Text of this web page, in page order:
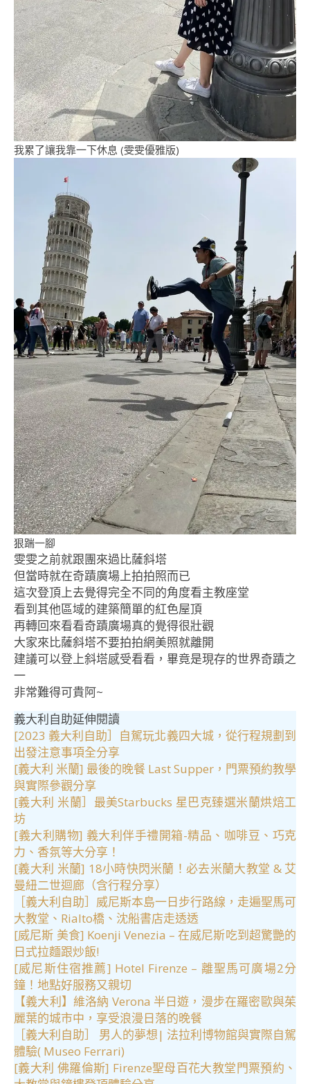
我累了讓我靠一下休息 (雯雯優雅版)
狠踹一腳
雯雯之前就跟團來過比薩斜塔
但當時就在奇蹟廣場上拍拍照而已
這次登頂上去覺得完全不同的角度看主教座堂
看到其他區域的建築簡單的紅色屋頂
再轉回來看看奇蹟廣場真的覺得很壯觀
大家來比薩斜塔不要拍拍網美照就離開
建議可以登上斜塔感受看看，畢竟是現存的世界奇蹟之
一
非常難得可貴阿~
義大利自助延伸閱讀
[2023 義大利自助］自駕玩北義四大城，從行程規劃到
出發注意事項全分享
[義大利 米蘭] 最後的晚餐 Last Supper，門票預約教學
與實際參觀分享
[義大利 米蘭］最美Starbucks 星巴克臻選米蘭烘焙工
坊
[義大利購物] 義大利伴手禮開箱-精品、咖啡豆、巧克
力、香氛等大分享！
[義大利 米蘭] 18小時快閃米蘭！必去米蘭大教堂 & 艾
曼紐二世迴廊（含行程分享）
［義大利自助］威尼斯本島一日步行路線，走遍聖馬可
大教堂、Rialto橋、沈船書店走透透
[威尼斯 美食] Koenji Venezia – 在威尼斯吃到超驚艷的
日式拉麵跟炒飯!
[威尼斯住宿推薦] Hotel Firenze – 離聖馬可廣場2分
鐘！地點好服務又親切
【義大利】維洛納 Verona 半日遊，漫步在羅密歐與茱
麗葉的城市中，享受浪漫日落的晚餐
［義大利自助］ 男人的夢想| 法拉利博物館與實際自駕
體驗( Museo Ferrari)
[義大利 佛羅倫斯] Firenze聖母百花大教堂門票預約、